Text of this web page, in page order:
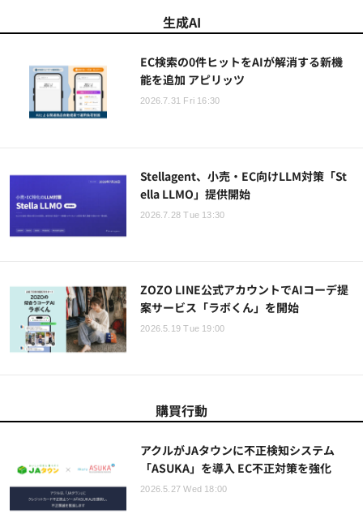
生成AI
EC検索の0件ヒットをAIが解消する新機
能を追加 アピリッツ
2026.7.31 Fri 16:30
Stellagent、小売・EC向けLLM対策「St
ella LLMO」提供開始
2026.7.28 Tue 13:30
ZOZO LINE公式アカウントでAIコーデ提
案サービス「ラボくん」を開始
2026.5.19 Tue 19:00
購買行動
アクルがJAタウンに不正検知システム
「ASUKA」を導入 EC不正対策を強化
2026.5.27 Wed 18:00